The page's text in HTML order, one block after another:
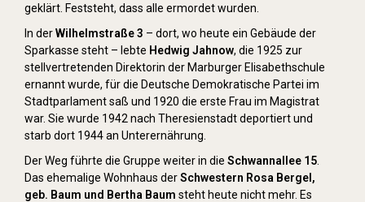
geklärt. Feststeht, dass alle ermordet wurden.
In derWilhelmstraße 3 – dort, wo heute ein Gebäude der
Sparkasse steht – lebte Hedwig Jahnow, die 1925 zur
stellvertretenden Direktorin der Marburger Elisabethschule
ernannt wurde, für die Deutsche Demokratische Partei im
Stadtparlament saß und 1920 die erste Frau im Magistrat
war. Sie wurde 1942 nach Theresienstadt deportiert und
starb dort 1944 an Unterernährung.
Der Weg führte die Gruppe weiter in die Schwannallee 15
Das ehemalige Wohnhaus derSchwestern Rosa Bergel,
geb. Baum und Bertha Baum steht heute nicht mehr. Es